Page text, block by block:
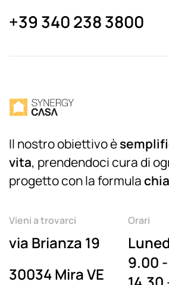
+39 340 238 3800
Il nostro obiettivo è
vita, prendendoci cura di
progetto con la formula
Vieni a trovarci
via Brianza 19
30034 Mira VE
Orari
9.00